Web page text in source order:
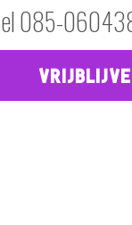
085-